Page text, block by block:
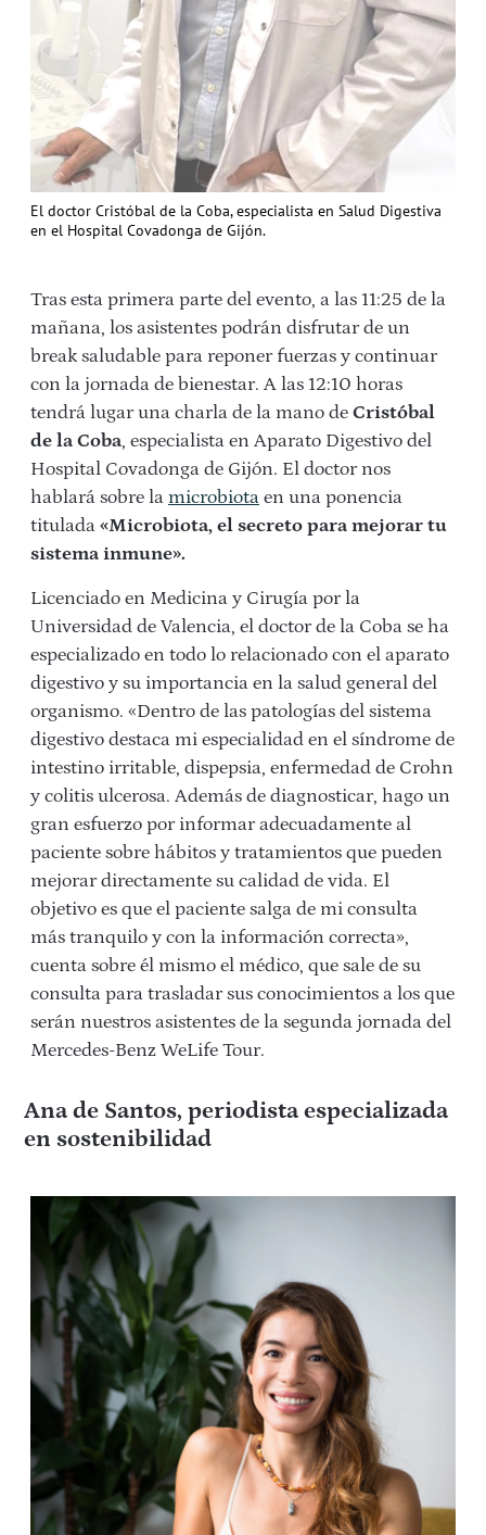
El doctor Cristóbal de la Coba, especialista en Salud Digestiva
en el Hospital Covadonga de Gijón.
Tras esta primera parte del evento, a las 11:25 de la
mañana, los asistentes podrán disfrutar de un
break saludable para reponer fuerzas y continuar
con la jornada de bienestar. A las 12:10 horas
tendrá lugar una charla de la mano de Cristóbal
de la Coba, especialista en Aparato Digestivo del
Hospital Covadonga de Gijón. El doctor nos
hablará sobre la microbiota en una ponencia
titulada «Microbiota, el secreto para mejorar tu
sistema inmune».
Licenciado en Medicina y Cirugía por la
Universidad de Valencia, el doctor de la Coba se ha
especializado en todo lo relacionado con el aparato
digestivo y su importancia en la salud general del
organismo. «Dentro de las patologías del sistema
digestivo destaca mi especialidad en el síndrome de
intestino irritable, dispepsia, enfermedad de Crohn
y colitis ulcerosa. Además de diagnosticar, hago un
gran esfuerzo por informar adecuadamente al
paciente sobre hábitos y tratamientos que pueden
mejorar directamente su calidad de vida. El
objetivo es que el paciente salga de mi consulta
más tranquilo y con la información correcta»,
cuenta sobre él mismo el médico, que sale de su
consulta para trasladar sus conocimientos a los que
serán nuestros asistentes de la segunda jornada del
Mercedes-Benz WeLife Tour.
Ana de Santos, periodista especializada
en sostenibilidad